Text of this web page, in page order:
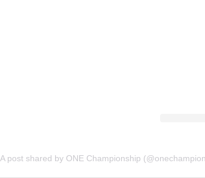
A post shared by ONE Championship